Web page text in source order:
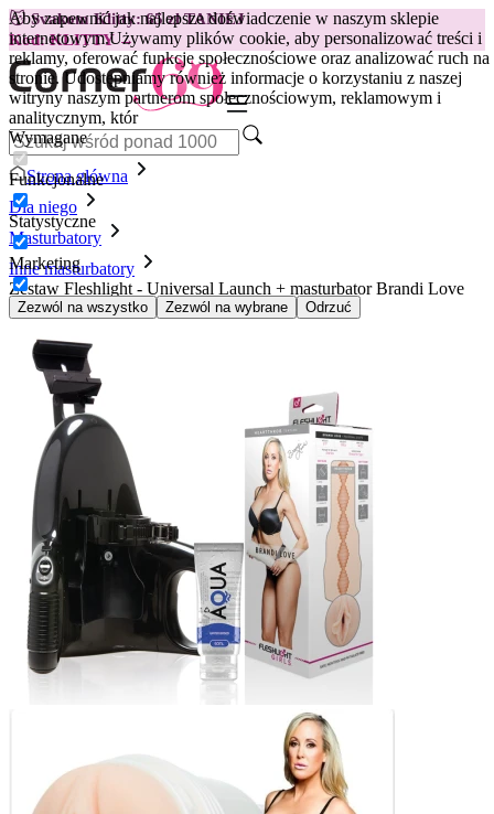
Aby zapewnić jak najlepsze doświadczenie w naszym sklepie
internetowym.Używamy plików cookie, aby personalizować treści i
reklamy, oferować funkcje społecznościowe oraz analizować ruch na
stronie. Udostępniamy również informacje o korzystaniu z naszej
witryny naszym partnerom społecznościowym, reklamowym i
analitycznym, któr
Wymagane
Funkcjonalne
Statystyczne
Marketing
Zezwól na wszystko Zezwól na wybrane Odrzuć
😽Svakom Klitty: 65 zł TANIEJ
Kod: KLITTY →
Strona główna
Dla niego
Masturbatory
Inne masturbatory
Zestaw Fleshlight - Universal Launch + masturbator Brandi Love
Vagina + lubrykant